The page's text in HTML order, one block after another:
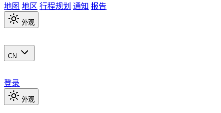
地图 地区 行程规划 通知 报告
外观
CN
登录
外观